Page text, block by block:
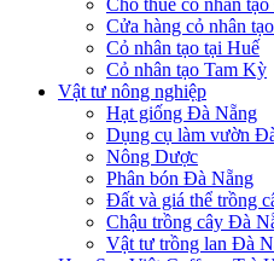
Cho thuê cỏ nhân
Cửa hàng cỏ nhân
Cỏ nhân tạo tại Huế
Cỏ nhân tạo Tam Kỳ
Vật tư nông nghiệp
Hạt giống Đà Nẵng
Dụng cụ làm vườn
Nông Dược
Phân bón Đà Nẵng
Đất và giá thể trồng
Chậu trồng cây Đà
Vật tư trồng lan Đà